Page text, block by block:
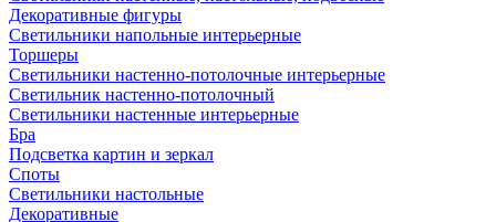
Декоративные фигуры
Светильники напольные интерьерные
Торшеры
Светильники настенно-потолочные интерьерные
Светильник настенно-потолочный
Светильники настенные интерьерные
Бра
Подсветка картин и зеркал
Споты
Светильники настольные
Декоративные